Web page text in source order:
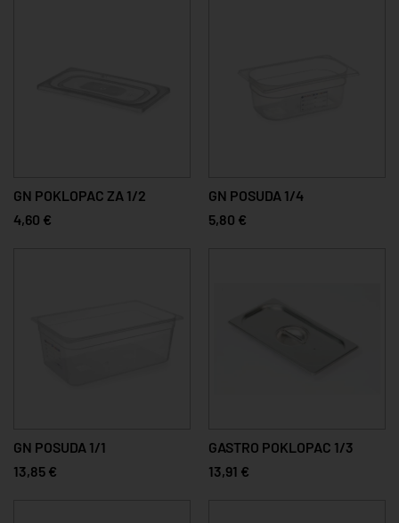
GN POKLOPAC ZA 1/2
4,60 €
GN POSUDA 1/4
5,80 €
GN POSUDA 1/1
13,85 €
GASTRO POKLOPAC 1/3
13,91 €